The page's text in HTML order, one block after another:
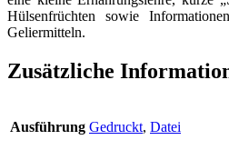
Hülsenfrüchten sowie
Geliermitteln.
Zusätzliche
Ausführung Gedruckt, Datei